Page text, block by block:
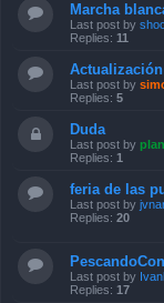
Marcha
Last post by
Replies: 11
Last post by
Replies: 5
Duda
Last post by
Replies: 1
feria de las
Last post by
Replies: 20
Last post by
Replies: 17